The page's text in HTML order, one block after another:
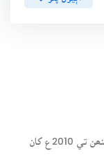
سنڌسلامت ڪتاب گهر ھڪ آن لائين لائبريري آھي، جنھن تي 2010ع کان